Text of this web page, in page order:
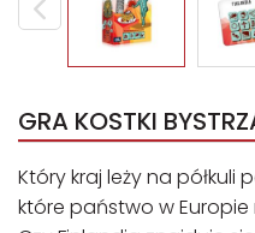
GRA KOSTKI
Który kraj leży na półkuli
które państwo w